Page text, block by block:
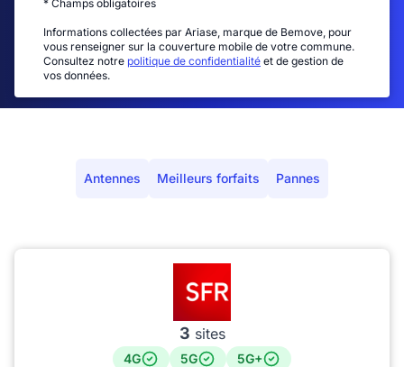
* Champs obligatoires
Informations collectées par Ariase, marque de Bemove, pour
vous renseigner sur la couverture mobile de votre commune.
Consultez notre politique de confidentialité et de gestion de
vos données.
Antennes Meilleurs forfaits Pannes
3 sites
4G 5G
5G+